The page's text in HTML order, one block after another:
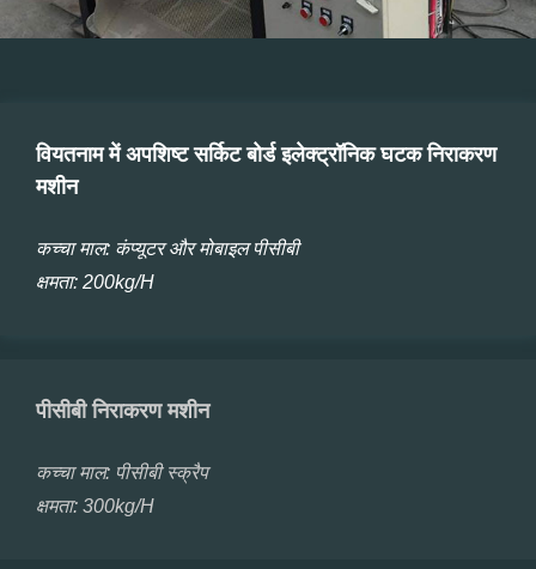
वियतनाम में अपशिष्ट सर्किट बोर्ड इलेक्ट्रॉनिक घटक निराकरण
मशीन
कच्चा माल: कंप्यूटर और मोबाइल पीसीबी
क्षमता: 200kg/H
पीसीबी निराकरण मशीन
कच्चा माल: पीसीबी स्क्रैप
क्षमता: 300kg/H